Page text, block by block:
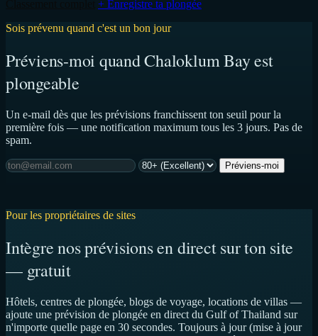
+ Enregistre ta plongée
Sois prévenu quand c'est un bon jour
Préviens-moi quand Chaloklum Bay est
plongeable
Un e-mail dès que les prévisions franchissent ton seuil pour la
première fois — une notification maximum tous les 3 jours. Pas de
spam.
Préviens-moi
Pour les propriétaires de sites
Intègre nos prévisions en direct sur ton site
— gratuit
Hôtels, centres de plongée, blogs de voyage, locations de villas —
ajoute une prévision de plongée en direct du Gulf of Thailand sur
n'importe quelle page en 30 secondes. Toujours à jour (mise à jour